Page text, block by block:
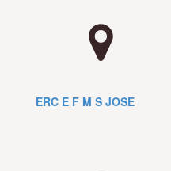
ERC E F M S JOSE